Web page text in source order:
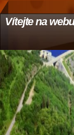
Vítejte na